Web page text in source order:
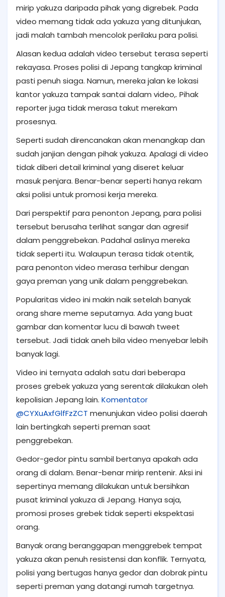
mirip yakuza daripada pihak yang digrebek. Pada
video memang tidak ada yakuza yang ditunjukan,
jadi malah tambah mencolok perilaku para polisi.
Alasan kedua adalah video tersebut terasa seperti
rekayasa. Proses polisi di Jepang tangkap kriminal
pasti penuh siaga. Namun, mereka jalan ke lokasi
kantor yakuza tampak santaidalam video,. Pihak
reporter juga tidak merasa takut merekam
prosesnya.
Seperti sudah direncanakan akan menangkap dan
sudah janjian dengan pihak yakuza. Apalagi di video
tidak diberi detail kriminal yang diseret keluar
masuk penjara. Benar-benar seperti hanya rekam
aksi polisi untuk promosi kerja mereka.
Dari perspektif para penonton Jepang, para polisi
tersebut berusaha terlihat sangar dan agresif
dalam penggrebekan. Padahal aslinya mereka
tidak seperti itu. Walaupun terasa tidak otentik,
para penonton video merasa terhibur dengan
gaya preman yang unik dalam penggrebekan.
Popularitas video ini makin naik setelah banyak
orang share meme seputarnya. Ada yang buat
gambar dan komentar lucu di bawah tweet
tersebut. Jadi tidak aneh bila video menyebar lebih
banyak lagi.
Video ini ternyata adalah satu dari beberapa
proses grebek yakuza yang serentak dilakukan oleh
kepolisian Jepang lain. Komentator
@CYXuAxfGlfFzZCT menunjukan video polisi daerah
lain bertingkah seperti preman saat
penggrebekan.
Gedor-gedor pintu sambil bertanya apakah ada
orang di dalam. Benar-benar mirip rentenir. Aksi ini
sepertinya memang dilakukan untuk bersihkan
pusat kriminal yakuza di Jepang. Hanya saja,
promosi proses grebek tidak seperti ekspektasi
orang.
Banyak orang beranggapan menggrebek tempat
yakuza akan penuh resistensi dan konflik. Ternyata,
polisi yang bertugas hanya gedor dan dobrak pintu
seperti preman yang datangi rumah targetnya.